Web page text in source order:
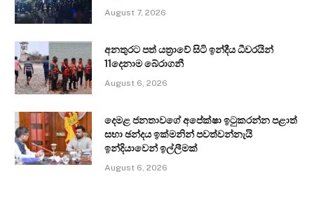
August 7, 2026
අනතුරට පත් යත්‍රාවේ සිටි ඉන්දීය ධීවරයින්
11දෙනාම බේරාගනී
August 6, 2026
දෙමළ ජනතාවගේ අපේක්ෂා ඉටුකරන්න පළාත්
සභා ඡන්දය ඉක්මනින් පවත්වන්නැයි
ඉන්දියාවෙන් ඉල්ලීමක්
August 6, 2026